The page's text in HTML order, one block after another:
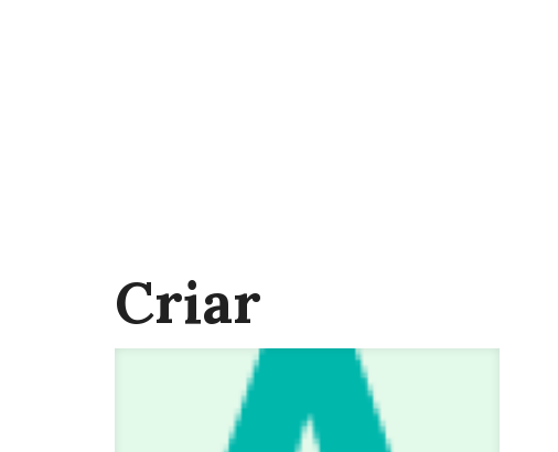
Criar